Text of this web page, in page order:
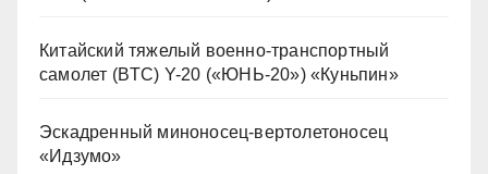
Китайский тяжелый военно-транспортный
самолет (BTC) Y-20 («ЮНЬ-20») «Куньпин»
Эскадренный миноносец-вертолетоносец
«Идзумо»